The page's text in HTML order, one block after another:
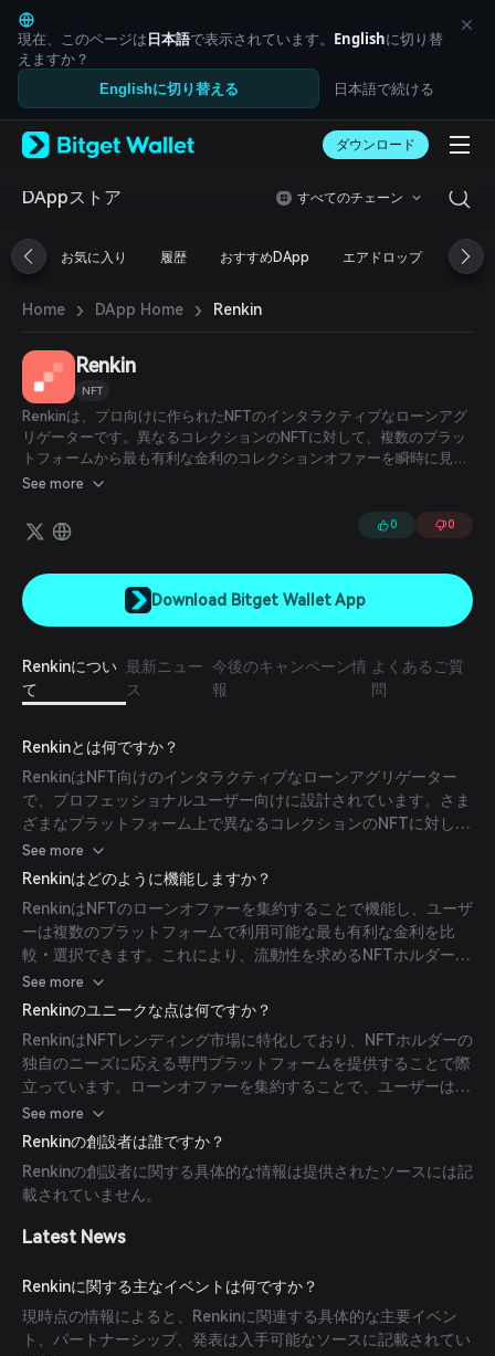
English
日本語
Tiếng Việt
Русский
Español (Latinoamérica)
Italiano
Deutsch
繁體中文
Português (Portugal)
ภาษาไทย
العربية
हिन्दी
Español
Português (Brasil)
Español (Argentina)
現在、このページは日本語で表示されています。 Englishに切り替
えますか？
Englishに切り替える 日本語で続ける
ダウンロード
DAppストア すべてのチェーン
お気に入り 履歴 おすすめDApp エアドロップ DeFi
Home › DApp Home › Renkin
Renkin
NFT
Renkinは、プロ向けに作られたNFTのインタラクティブなローンアグ
リゲーターです。異なるコレクションのNFTに対して、複数のプラッ
トフォームから最も有利な金利のコレクションオファーを瞬時に見つ
けることができます。
See more
0 0
Download Bitget Wallet App
Renkinについ
て
最新ニュー
ス
今後のキャンペーン情
報
よくあるご質
問
Renkinとは何ですか？
RenkinはNFT向けのインタラクティブなローンアグリゲーター
で、プロフェッショナルユーザー向けに設計されています。さま
ざまなプラットフォーム上で異なるコレクションのNFTに対して
最良の金利のコレクションオファーを瞬時に見つけることができ
ます。
See more
Renkinはどのように機能しますか？
RenkinはNFTのローンオファーを集約することで機能し、ユーザ
ーは複数のプラットフォームで利用可能な最も有利な金利を比
較・選択できます。これにより、流動性を求めるNFTホルダーに
とって借入プロセスが効率化されます。
See more
Renkinのユニークな点は何ですか？
RenkinはNFTレンディング市場に特化しており、NFTホルダーの
独自のニーズに応える専門プラットフォームを提供することで際
立っています。ローンオファーを集約することで、ユーザーは最
も競争力のある金利にアクセスできます。
See more
Renkinの創設者は誰ですか？
Renkinの創設者に関する具体的な情報は提供されたソースには記
載されていません。
Latest News
Renkinに関する主なイベントは何ですか？
現時点の情報によると、Renkinに関連する具体的な主要イベン
ト、パートナーシップ、発表は入手可能なソースに記載されてい